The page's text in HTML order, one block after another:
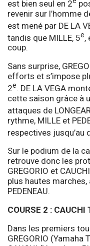
est bien seul en 2
revenir sur l’homme
est mené par DE LA
tandis que MILLE, 5e,
coup.
Sans surprise,
efforts et s’impose
2e. DE LA VEGA
cette saison grâce à
attaques de
rythme, MILLE et
respectives jusqu’au
Sur le podium de la
retrouve donc les
GREGORIO et
plus hautes
PEDENEAU.
COURSE 2 : CAUCHI
Dans les premiers
GREGORIO